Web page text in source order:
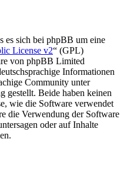
es sich bei phpBB um eine
License v2“ (GPL)
von phpBB Limited
Informationen
Community unter
gestellt. Beide haben keinen
wie die Software verwendet
die Verwendung der Software
oder auf Inhalte